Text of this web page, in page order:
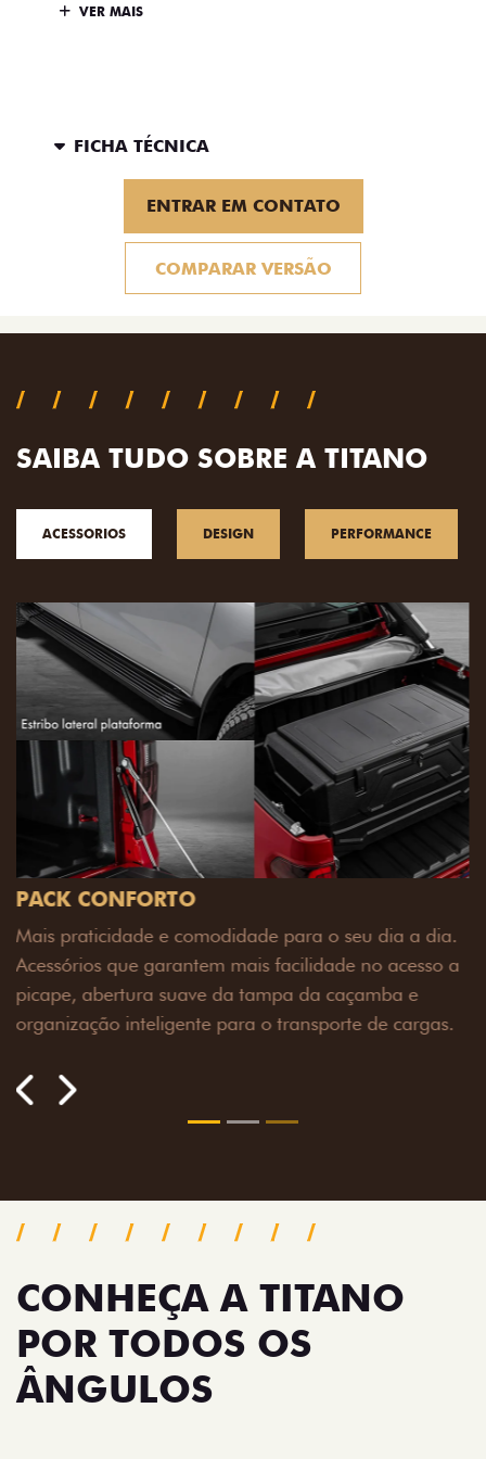
VER MAIS
FICHA TÉCNICA
ENTRAR EM CONTATO
COMPARAR VERSÃO
SAIBA TUDO SOBRE A TITANO
ACESSORIOS DESIGN PERFORMANCE
PACK OFF-ROAD
Prepare sua picape para qualquer desafio. O Pack
off-road combina engate de reboque para até 3,5
toneladas, alargadores de para-lamas e overbumper,
oferecendo mais capacidade de reboque, proteção
imponente para enfrentar qualquer terreno com
confiança.
CONHEÇA A TITANO
POR TODOS OS